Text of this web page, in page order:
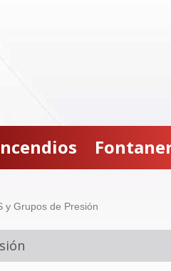
y Grupos de Presión